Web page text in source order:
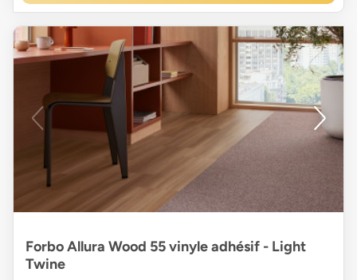
Forbo Allura Wood 55 vinyle adhésif - Light
Twine